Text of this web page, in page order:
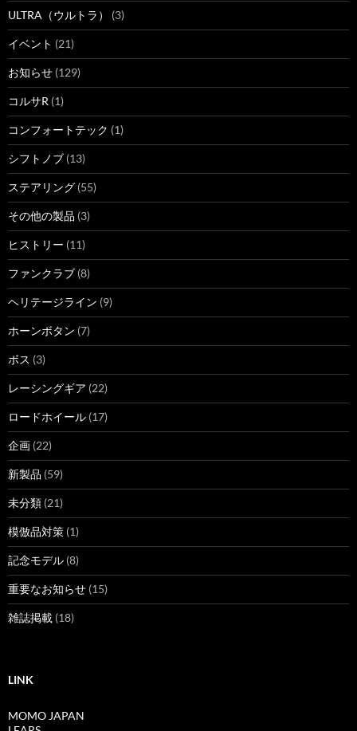
ULTRA（ウルトラ） (3)
イベント (21)
お知らせ (129)
コルサR (1)
コンフォートテック (1)
シフトノブ (13)
ステアリング (55)
その他の製品 (3)
ヒストリー (11)
ファンクラブ (8)
ヘリテージライン (9)
ホーンボタン (7)
ボス (3)
レーシングギア (22)
ロードホイール (17)
企画 (22)
新製品 (59)
未分類 (21)
模倣品対策 (1)
記念モデル (8)
重要なお知らせ (15)
雑誌掲載 (18)
LINK
MOMO JAPAN